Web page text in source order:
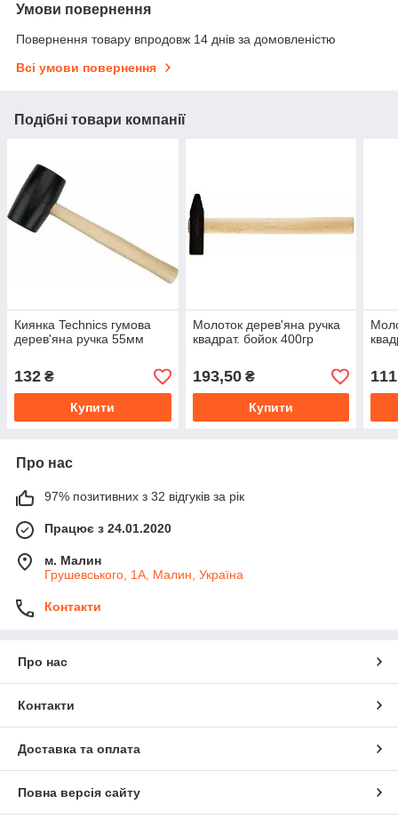
Умови повернення
Повернення товару впродовж 14 днів за домовленістю
Всі умови повернення
Подібні товари компанії
Киянка Technics гумова
дерев'яна ручка 55мм
132 ₴
Купити
Молоток дерев'яна ручка
квадрат. бойок 400гр
193,50₴
Купити
111
Про нас
97% позитивних з 32 відгуків за рік
Працює з 24.01.2020
м. Малин
Грушевського, 1А, Малин, Україна
Контакти
Про нас
Контакти
Доставка та оплата
Повна версія сайту